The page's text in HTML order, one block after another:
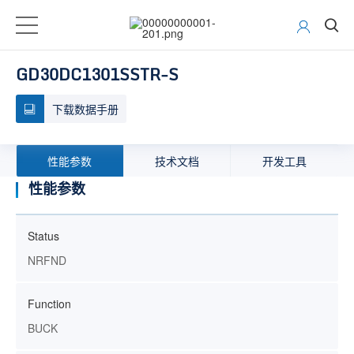
GD30DC1301SSTR-S
下载数据手册
性能参数 技术文档 开发工具
性能参数
Status
NRFND
Function
BUCK